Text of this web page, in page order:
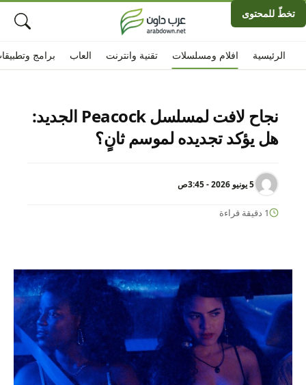
تخطّ للمحتوى
الرئيسية افلام ومسلسلات تقنية وانترنت العاب برامج
نجاح لافت لمسلسل Peacock الجديد:
هل يؤكد تجديده لموسم ثانٍ؟
5 يونيو 2026 - 3:45ص
1 دقيقة قراءة